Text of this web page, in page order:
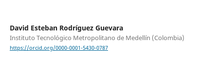
David Esteban Rodríguez Guevara
Instituto Tecnológico Metropolitano de Medellín (Colombia)
https://orcid.org/0000-0001-5430-0787